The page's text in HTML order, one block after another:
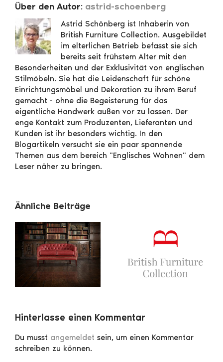
Über den Autor: astrid-schoenberg
Astrid Schönberg ist Inhaberin von
British Furniture Collection. Ausgebildet
im elterlichen Betrieb befasst sie sich
bereits seit frühstem Alter mit den
Besonderheiten und der Exklusivität von englischen
Stilmöbeln. Sie hat die Leidenschaft für schöne
Einrichtungsmöbel und Dekoration zu ihrem Beruf
gemacht - ohne die Begeisterung für das
eigentliche Handwerk außen vor zu lassen. Der
enge Kontakt zum Produzenten, Lieferanten und
Kunden ist ihr besonders wichtig. In den
Blogartikeln versucht sie ein paar spannende
Themen aus dem bereich "Englisches Wohnen" dem
Leser näher zu bringen.
Ähnliche Beiträge
Hinterlasse einen Kommentar
Du musst angemeldet sein, um einen Kommentar
schreiben zu können.